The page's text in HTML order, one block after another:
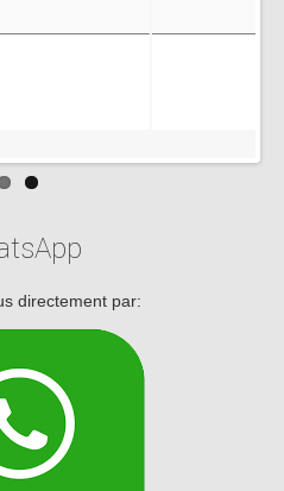
directement par: